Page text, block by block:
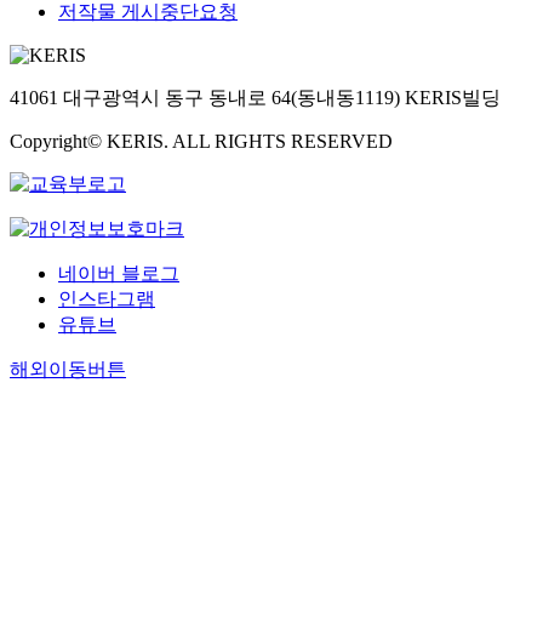
저작물 게시중단요청
41061 대구광역시 동구 동내로 64(동내동1119) KERIS빌딩
Copyright© KERIS. ALL RIGHTS RESERVED
네이버 블로그
인스타그램
유튜브
해외이동버튼